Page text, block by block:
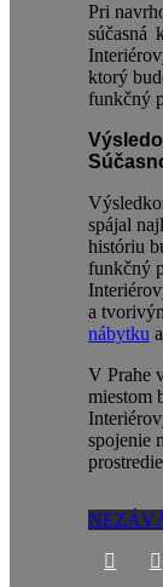
Pri
súčasná
ktorý
funkčný
spájal
históriu
funkčný
a
nábytku
V Prahe
miestom
spojenie